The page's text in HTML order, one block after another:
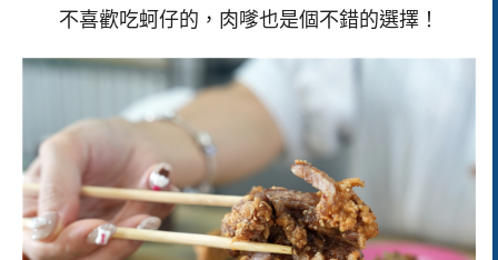
不喜歡吃蚵仔的，肉嗲也是個不錯的選擇！